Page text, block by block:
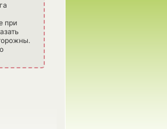
при